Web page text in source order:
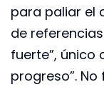
para paliar el
de
fuerte”, único
progreso”.